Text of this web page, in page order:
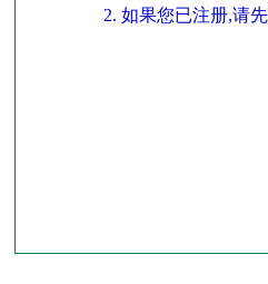
如果您已注册,请